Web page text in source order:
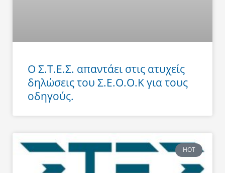
Ο Σ.Τ.Ε.Σ. απαντάει στις ατυχείς
δηλώσεις του Σ.Ε.Ο.Ο.Κ για τους
οδηγούς.
HOT